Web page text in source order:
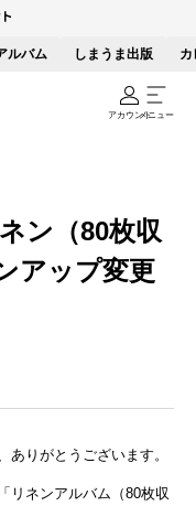
ルバム しまうま出版 カ
アカウントメニュー
ン（80枚収
アップ変更
ありがとうございます。
リネンアルバム（80枚収